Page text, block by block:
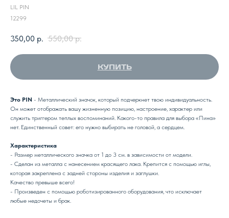
LIL PIN
12299
350,00 р. 550,00 р.
КУПИТЬ
Это PIN - Металлический значок, который подчеркнет твою индивидуальность.
Он может отображать вашу жизненную позицию, настроение, характер или
служить триггером теплых воспоминаний. Какого-то правила для выбора «Пина»
нет. Единственный совет: его нужно выбирать не головой, а сердцем.
Характеристика
- Размер металлического значка от 1 до 3 см. в зависимости от модели.
- Сделан из металла с нанесением красящего лака. Крепится с помощью иглы,
которая закреплена с задней стороны изделия и заглушки.
Качество превыше всего!
- Произведен с помощью роботизированного оборудования, что исключает
любые недочеты и брак.